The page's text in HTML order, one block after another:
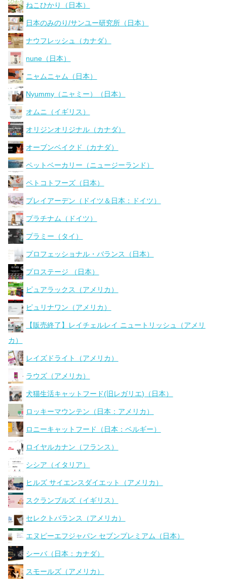
ねこひかり（日本）
日本のみのり/サンユー研究所（日本）
ナウフレッシュ（カナダ）
nune（日本）
ニャムニャム（日本）
Nyummy（ニャミー）（日本）
オムニ（イギリス）
オリジンオリジナル（カナダ）
オーブンベイクド（カナダ）
ペットベーカリー（ニュージーランド）
ペトコトフーズ（日本）
プレイアーデン（ドイツ＆日本：ドイツ）
プラチナム（ドイツ）
プラミー（タイ）
プロフェッショナル・バランス（日本）
プロステージ （日本）
ピュアラックス（アメリカ）
ピュリナワン（アメリカ）
【販売終了】レイチェルレイ ニュートリッシュ（アメリ
カ）
レイズドライト（アメリカ）
ラウズ（アメリカ）
犬猫生活キャットフード(旧レガリエ)（日本）
ロッキーマウンテン（日本：アメリカ）
ロニーキャットフード（日本：ベルギー）
ロイヤルカナン（フランス）
シシア（イタリア）
ヒルズ サイエンスダイエット（アメリカ）
スクランブルズ（イギリス）
セレクトバランス（アメリカ）
エヌピーエフジャパン セブンプレミアム（日本）
シーバ（日本：カナダ）
スモールズ（アメリカ）